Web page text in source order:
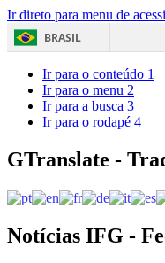
Ir direto para menu de
BRASIL
Ir para o conteúdo 1
Ir para o menu 2
Ir para a busca 3
Ir para o rodapé 4
GTranslate -
Notícias IFG -